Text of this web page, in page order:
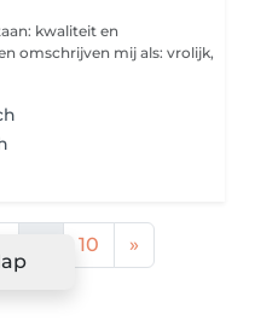
kwaliteit en
omschrijven mij als: vrolijk,
10 »